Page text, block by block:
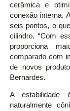
cerâmica e
conexão interna.
seis pontos, o
cilindro. “Com
proporciona
comparado com
de novos
Bernardes.
A estabilidade
naturalmente